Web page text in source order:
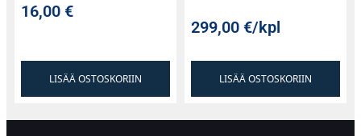
16,00€
LISÄÄ OSTOSKORIIN
299,00€/kpl
LISÄÄ OSTOSKORIIN